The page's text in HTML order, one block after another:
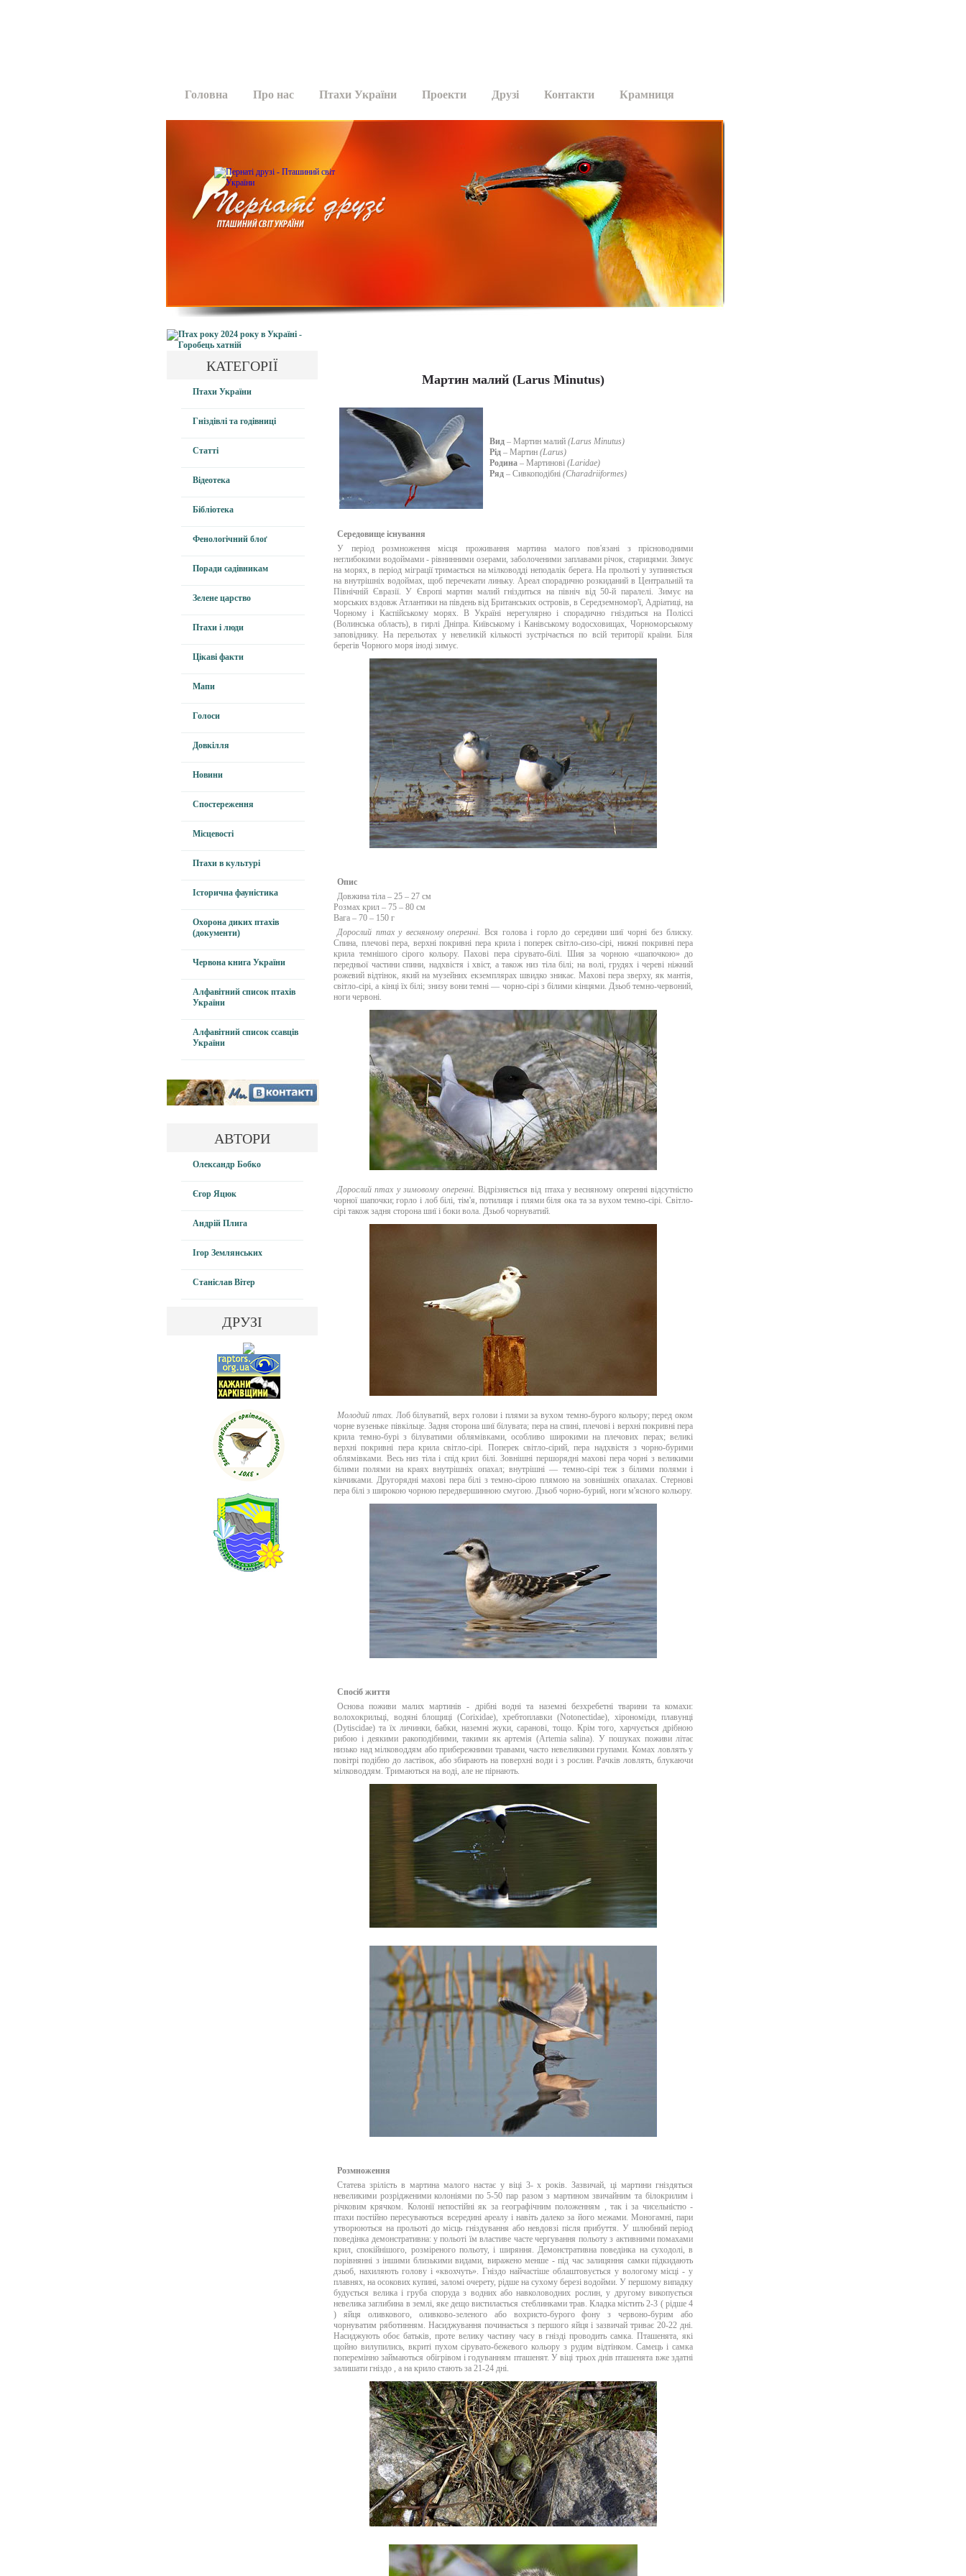
Головна Про нас Птахи України Проекти Друзі Контакти Крамниця
КАТЕГОРІЇ
Птахи України
Гніздівлі та годівниці
Статті
Відеотека
Бібліотека
Фенологічний блоґ
Поради садівникам
Зелене царство
Птахи і люди
Цікаві факти
Мапи
Голоси
Довкілля
Новини
Спостереження
Місцевості
Птахи в культурі
Історична фауністика
Охорона диких птахів
(документи)
Червона книга України
Алфавітний список птахів
України
Алфавітний список ссавців
України
АВТОРИ
Олександр Бобко
Єгор Яцюк
Андрій Плига
Ігор Землянських
Станіслав Вітер
ДРУЗІ
Мартин малий (Larus Minutus)
Вид – Мартин малий(Larus Minutus)
Рід – Мартин(Larus)
Родина – Мартинові(Laridae)
Ряд – Сивкоподібні(Charadriiformes)
Середовище існування
У період розмноження місця проживання мартина малого пов'язані з прісноводними
неглибокими водоймами - рівнинними озерами, заболоченими заплавами річок, старицями. Зимує
на морях, в період міграції тримається на мілководді неподалік берега. На прольоті у зупиняється
на внутрішніх водоймах, щоб перечекати линьку. Ареал спорадично розкиданий в Центральній та
Північній Євразії. У Європі мартин малий гніздиться на північ від 50-й паралелі. Зимує на
морських вздовж Атлантики на південь від Британських островів, в Середземномор'ї, Адріатиці, на
Чорному і Каспійському морях. В Україні нерегулярно і спорадично гніздиться на Поліссі
(Волинська область), в гирлі Дніпра. Київському і Канівському водосховищах, Чорноморському
заповіднику. На перельотах у невеликій кількості зустрічається по всій території країни. Біля
берегів Чорного моря іноді зимує.
Опис
Довжина тіла – 25 – 27 см
Розмах крил – 75 – 80 см
Вага – 70 – 150 г
Дорослий птах у весняному оперенні. Вся голова і горло до середини шиї чорні без блиску.
Спина, плечові пера, верхні покривні пера крила і поперек світло-сизо-сірі, нижні покривні пера
крила темнішого сірого кольору. Пахові пера сірувато-білі. Шия за чорною «шапочкою» до
передньої частини спини, надхвістя і хвіст, а також низ тіла білі; на волі, грудях і череві ніжний
рожевий відтінок, який на музейних екземплярах швидко зникає. Махові пера зверху, як мантія,
світло-сірі, а кінці їх білі; знизу вони темні — чорно-сірі з білими кінцями. Дзьоб темно-червоний,
ноги червоні.
Дорослий птах у зимовому оперенні. Відрізняється від птаха у весняному оперенні відсутністю
чорної шапочки; горло і лоб білі, тім'я, потилиця і плями біля ока та за вухом темно-сірі. Світло-
сірі також задня сторона шиї і боки вола. Дзьоб чорнуватий.
Молодий птах. Лоб білуватий, верх голови і плями за вухом темно-бурого кольору; перед оком
чорне вузеньке півкільце. Задня сторона шиї білувата; пера на спині, плечові і верхні покривні пера
крила темно-бурі з білуватими облямівками, особливо широкими на плечових перах; великі
верхні покривні пера крила світло-сірі. Поперек світло-сірий, пера надхвістя з чорно-бурими
облямівками. Весь низ тіла і спід крил білі. Зовнішні першорядні махові пера чорні з великими
білими полями на краях внутрішніх опахал; внутрішні — темно-сірі теж з білими полями і
кінчиками. Другорядні махові пера білі з темно-сірою плямою на зовнішніх опахалах. Стернові
пера білі з широкою чорною передвершинною смугою. Дзьоб чорно-бурий, ноги м'ясного кольору.
Спосіб життя
Основа поживи малих мартинів - дрібні водні та наземні безхребетні тварини та комахи:
волохокрильці, водяні блощиці (Corixidae), хребтоплавки (Notonectidae), хірономіди, плавунці
(Dytiscidae) та їх личинки, бабки, наземні жуки, саранові, тощо. Крім того, харчується дрібною
рибою і деякими ракоподібними, такими як артемія (Artemia salina). У пошуках поживи літає
низько над мілководдям або прибережними травами, часто невеликими групами. Комах ловлять у
повітрі подібно до ластівок, або збирають на поверхні води і з рослин. Рачків ловлять, блукаючи
мілководдям. Тримаються на воді, але не пірнають.
Розмноження
Статева зрілість в мартина малого настає у віці 3- х років. Зазвичай, ці мартини гніздяться
невеликими розрідженими колоніями по 5-50 пар разом з мартином звичайним та білокрилим і
річковим крячком. Колонії непостійні як за географічним положенням , так і за чисельністю -
птахи постійно пересуваються всередині ареалу і навіть далеко за його межами. Моногамні, пари
утворюються на прольоті до місць гніздування або невдовзі після прибуття. У шлюбний період
поведінка демонстративна: у польоті їм властиве часте чергування польоту з активними помахами
крил, спокійнішого, розміреного польоту, і ширяння. Демонстративна поведінка на суходолі, в
порівнянні з іншими близькими видами, виражено менше - під час залицяння самки підкидають
дзьоб, нахиляють голову і «квохчуть». Гніздо найчастіше облаштовується у вологому місці - у
плавнях, на осокових купині, заломі очерету, рідше на сухому березі водойми. У першому випадку
будується велика і груба споруда з водних або навколоводних рослин, у другому викопується
невелика заглибина в землі, яке дещо вистилається стеблинками трав. Кладка містить 2-3 ( рідше 4
) яйця оливкового, оливково-зеленого або вохристо-бурого фону з червоно-бурим або
чорнуватим ряботинням. Насиджування починається з першого яйця і зазвичай триває 20-22 дні.
Насиджують обоє батьків, проте велику частину часу в гнізді проводить самка. Пташенята, які
щойно вилупились, вкриті пухом сірувато-бежевого кольору з рудим відтінком. Самець і самка
поперемінно займаються обігрівом і годуванням пташенят. У віці трьох днів пташенята вже здатні
залишати гніздо , а на крило стають за 21-24 дні.